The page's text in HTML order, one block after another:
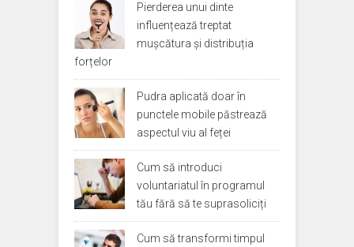
Pierderea unui dinte
influențează treptat
mușcătura și distribuția
forțelor
Pudra aplicată doar în
punctele mobile păstrează
aspectul viu al feței
Cum să introduci
voluntariatul în programul
tău fără să te suprasoliciți
Cum să transformi timpul